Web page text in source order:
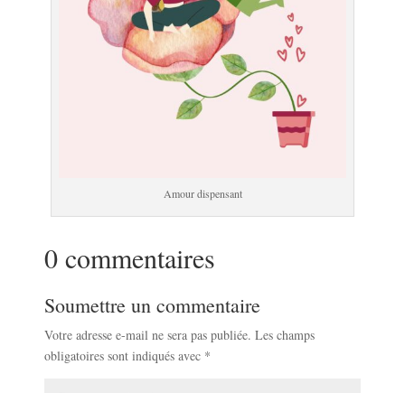
Amour dispensant
0 commentaires
Soumettre un commentaire
Votre adresse e-mail ne sera pas publiée. Les champs
obligatoires sont indiqués avec *